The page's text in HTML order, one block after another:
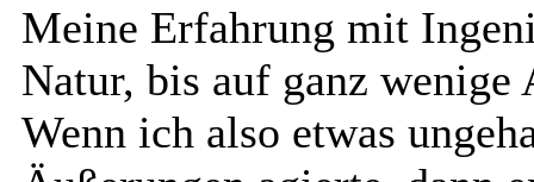
Meine Erfahrung mit
Natur, bis auf ganz wenige
Wenn ich also etwas